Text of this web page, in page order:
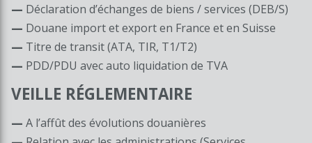
Déclaration d’échanges de biens / services (DEB/S)
Douane import et export en France et en Suisse
Titre de transit (ATA, TIR, T1/T2)
PDD/PDU avec auto liquidation de TVA
VEILLE RÉGLEMENTAIRE
A l’affût des évolutions douanières